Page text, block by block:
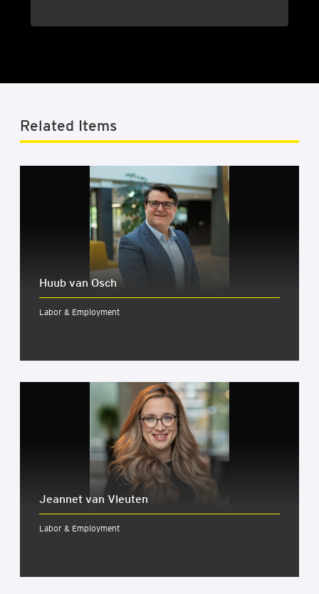
Related Items
Huub van Osch
Labor & Employment
Jeannet van Vleuten
Labor & Employment